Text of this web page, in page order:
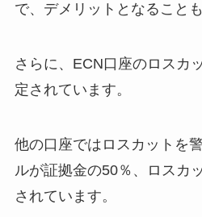
で、デメリットとなること
さらに、ECN口座のロスカ
定されています。
他の口座ではロスカットを
ルが証拠金の50％、ロスカ
されています。